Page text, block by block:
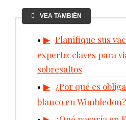
VEA TAMBIÉN
Planifique sus
experto: claves para
sobresaltos
¿Por qué es
blanco en Wimbledon?